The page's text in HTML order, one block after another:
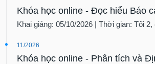
Khóa học online - Đọc hiểu Báo
Khai giảng: 05/10/2026 | Thời gian: Tối 2,
11/2026
Khóa học online - Phân tích và